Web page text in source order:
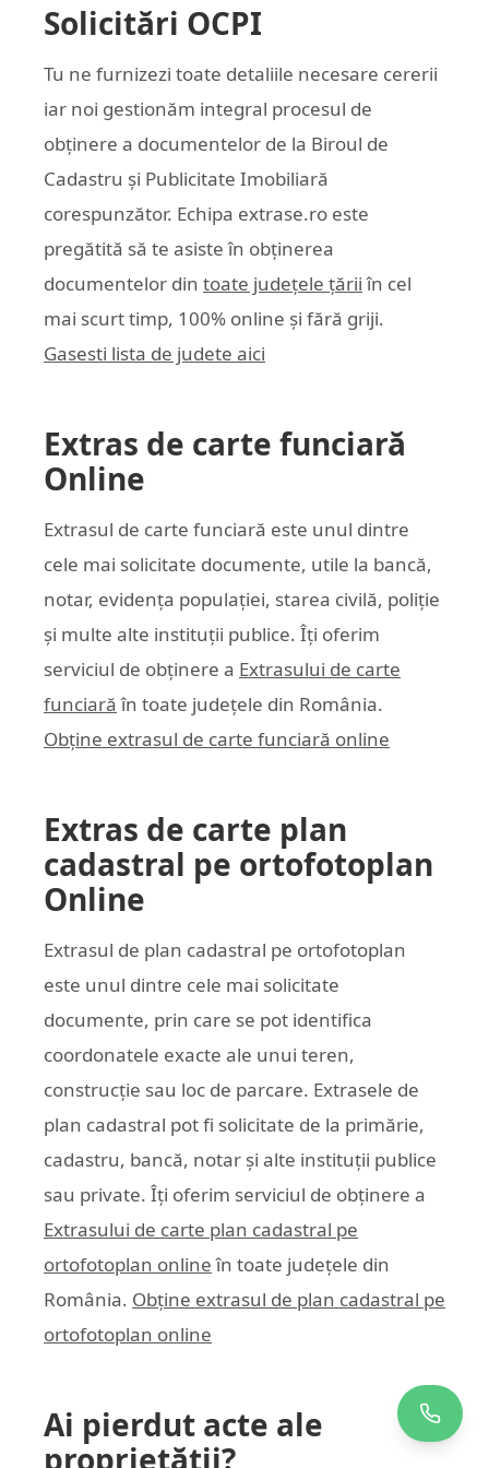
Solicitări OCPI
Tu ne furnizezi toate detaliile necesare cererii
iar noi gestionăm integral procesul de
obținere a documentelor de la Biroul de
Cadastru și Publicitate Imobiliară
corespunzător. Echipa extrase.ro este
pregătită să te asiste în obținerea
documentelor din toate județele țării în cel
mai scurt timp, 100% online și fără griji.
Gasesti lista de judete aici
Extras de carte funciară
Online
Extrasul de carte funciară este unul dintre
cele mai solicitate documente, utile la bancă,
notar, evidența populației, starea civilă, poliție
și multe alte instituții publice. Îți oferim
serviciul de obținere a Extrasului de carte
funciară în toate județele din România.
Obține extrasul de carte funciară online
Extras de carte plan
cadastral pe ortofotoplan
Online
Extrasul de plan cadastral pe ortofotoplan
este unul dintre cele mai solicitate
documente, prin care se pot identifica
coordonatele exacte ale unui teren,
construcție sau loc de parcare. Extrasele de
plan cadastral pot fi solicitate de la primărie,
cadastru, bancă, notar și alte instituții publice
sau private. Îți oferim serviciul de obținere a
Extrasului de carte plan cadastral pe
ortofotoplan online în toate județele din
România. Obține extrasul de plan cadastral pe
ortofotoplan online
Ai pierdut acte ale
proprietății?